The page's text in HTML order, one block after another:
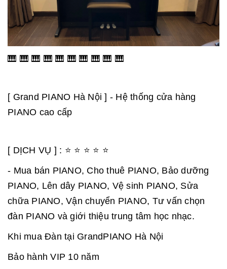
🎹 🎹 🎹 🎹 🎹 🎹 🎹 🎹 🎹 🎹
[ Grand PIANO Hà Nội ] - Hệ thống cửa hàng
PIANO cao cấp
[ DỊCH VỤ ] : ⭐ ⭐ ⭐ ⭐ ⭐
- Mua bán PIANO, Cho thuê PIANO, Bảo dưỡng
PIANO, Lên dây PIANO, Vệ sinh PIANO, Sửa
chữa PIANO, Vận chuyển PIANO, Tư vấn chọn
đàn PIANO và giới thiệu trung tâm học nhạc.
Khi mua Đàn tại GrandPIANO Hà Nội
Bảo hành VIP 10 năm